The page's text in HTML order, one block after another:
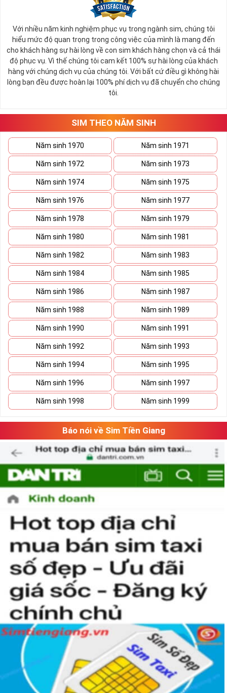
Với nhiều năm kinh nghiệm phục vụ trong ngành sim, chúng tôi
hiểu mức độ quan trọng trong công việc của mình là mang đến
cho khách hàng sự hài lòng về con sim khách hàng chọn và cả thái
độ phục vụ. Vì thế chúng tôi cam kết 100% sự hài lòng của khách
hàng với chúng dịch vụ của chúng tôi. Với bất cứ điều gì không hài
lòng bạn đều được hoàn lại 100% phí dịch vụ đã chuyển cho chúng
tôi.
SIM THEO NĂM SINH
Năm sinh 1970 Năm sinh 1971
Năm sinh 1972 Năm sinh 1973
Năm sinh 1974 Năm sinh 1975
Năm sinh 1976 Năm sinh 1977
Năm sinh 1978 Năm sinh 1979
Năm sinh 1980 Năm sinh 1981
Năm sinh 1982 Năm sinh 1983
Năm sinh 1984 Năm sinh 1985
Năm sinh 1986 Năm sinh 1987
Năm sinh 1988 Năm sinh 1989
Năm sinh 1990 Năm sinh 1991
Năm sinh 1992 Năm sinh 1993
Năm sinh 1994 Năm sinh 1995
Năm sinh 1996 Năm sinh 1997
Năm sinh 1998 Năm sinh 1999
Báo nói về Sim Tiền Giang